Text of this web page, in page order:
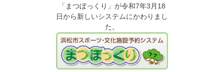
「まつぼっくり」が令和7年3月18
日から新しいシステムにかわりまし
た。